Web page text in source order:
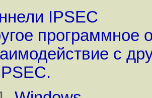
IPSEC
программное
с